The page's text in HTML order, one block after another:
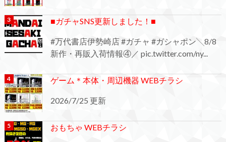
■ガチャSNS更新しました！■
#万代書店伊勢崎店 #ガチャ #ガシャポン╲8/8
新作・再販入荷情報④／ pic.twitter.com/ny...
ゲーム＊本体・周辺機器 WEBチラシ
2026/7/25 更新
おもちゃ WEBチラシ